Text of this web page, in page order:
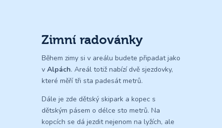
Zimní radovánky
Během zimy si v areálu budete připadat jako
v Alpách. Areál totiž nabízí dvě sjezdovky,
které měří tři sta padesát metrů.
Dále je zde dětský skipark a kopec s
dětským pásem o délce sto metrů. Na
kopcích se dá jezdit nejenom na lyžích, ale